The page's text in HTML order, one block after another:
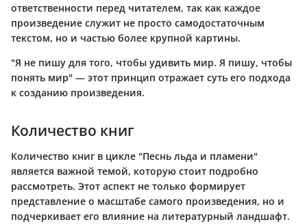
ответственности перед читателем, так как каждое
произведение служит не просто самодостаточным
текстом, но и частью более крупной картины.
"Я не пишу для того, чтобы удивить мир. Я пишу, чтобы
понять мир" — этот принцип отражает суть его подхода
к созданию произведения.
Количество книг
Количество книг в цикле "Песнь льда и пламени"
является важной темой, которую стоит подробно
рассмотреть. Этот аспект не только формирует
представление о масштабе самого произведения, но и
подчеркивает его влияние на литературный ландшафт.